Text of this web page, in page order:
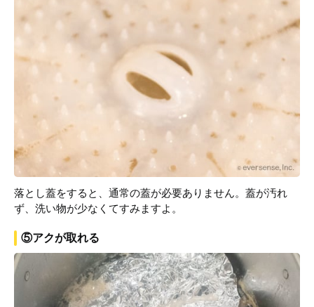
落とし蓋をすると、通常の蓋が必要ありません。蓋が汚れ
ず、洗い物が少なくてすみますよ。
⑤アクが取れる